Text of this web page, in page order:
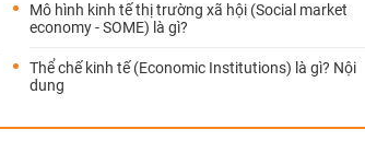
Mô hình kinh tế thị trường xã hội (Social market
economy - SOME) là gì?
Thể chế kinh tế (Economic Institutions) là gì? Nội
dung